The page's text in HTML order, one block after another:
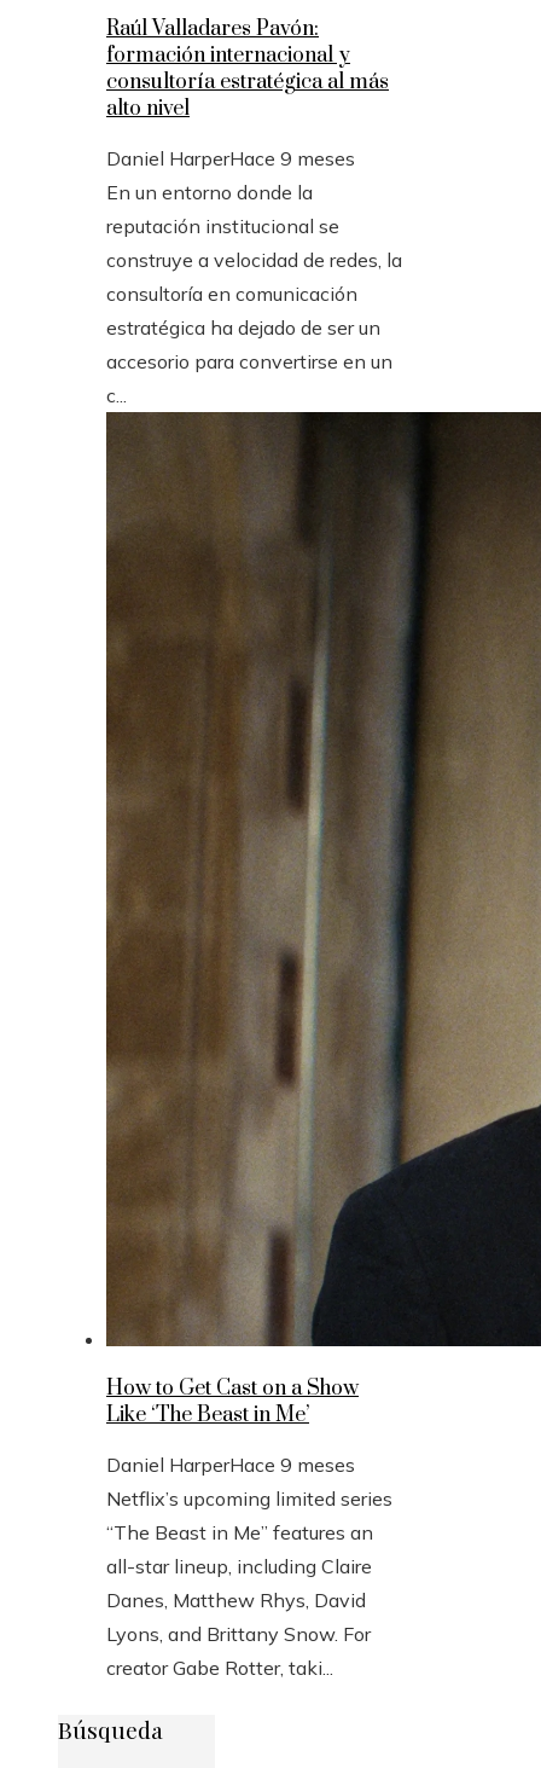
Raúl Valladares Pavón:
formación internacional y
consultoría estratégica al más
alto nivel
Daniel HarperHace 9 meses
En un entorno donde la
reputación institucional se
construye a velocidad de redes, la
consultoría en comunicación
estratégica ha dejado de ser un
accesorio para convertirse en un
c...
How to Get Cast on a Show
Like ‘The Beast in Me’
Daniel HarperHace 9 meses
Netflix’s upcoming limited series
“The Beast in Me” features an
all-star lineup, including Claire
Danes, Matthew Rhys, David
Lyons, and Brittany Snow. For
creator Gabe Rotter, taki...
Búsqueda